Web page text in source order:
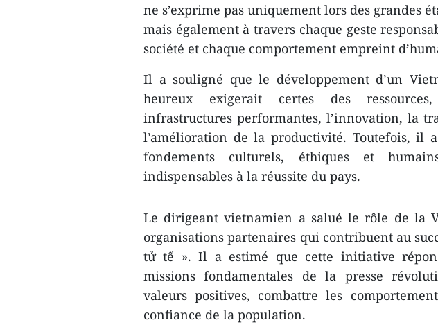
ne s’exprime pas uniquement lors des grandes
mais également à travers chaque geste
société et chaque comportement empreint
Il a souligné que le développement d’un
heureux exigerait certes des
infrastructures performantes, l’innovation, la
l’amélioration de la productivité. Toutefois, il
fondements culturels, éthiques et
indispensables à la réussite du pays.
Le dirigeant vietnamien a salué le rôle de la
organisations partenaires qui contribuent au
tử tế ». Il a estimé que cette initiative
missions fondamentales de la presse
valeurs positives, combattre les
confiance de la population.